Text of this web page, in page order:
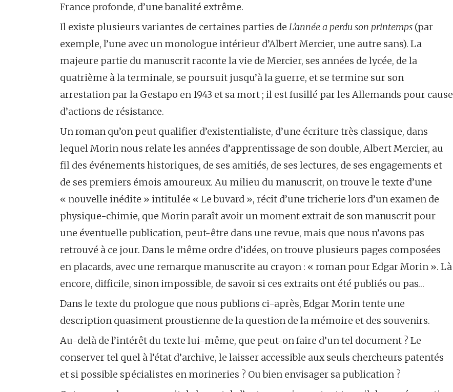
France profonde, d’une banalité extrême.
Il existe plusieurs variantes de certaines parties de L’année a perdu son printemps (par
exemple, l’une avec un monologue intérieur d’Albert Mercier, une autre sans). La
majeure partie du manuscrit raconte la vie de Mercier, ses années de lycée, de la
quatrième à la terminale, se poursuit jusqu’à la guerre, et se termine sur son
arrestation par la Gestapo en 1943 et sa mort ; il est fusillé par les Allemands pour cause
d’actions de résistance.
Un roman qu’on peut qualifier d’existentialiste, d’une écriture très classique, dans
lequel Morin nous relate les années d’apprentissage de son double, Albert Mercier, au
fil des événements historiques, de ses amitiés, de ses lectures, de ses engagements et
de ses premiers émois amoureux. Au milieu du manuscrit, on trouve le texte d’une
« nouvelle inédite » intitulée « Le buvard », récit d’une tricherie lors d’un examen de
physique-chimie, que Morin paraît avoir un moment extrait de son manuscrit pour
une éventuelle publication, peut-être dans une revue, mais que nous n’avons pas
retrouvé à ce jour. Dans le même ordre d’idées, on trouve plusieurs pages composées
en placards, avec une remarque manuscrite au crayon : « roman pour Edgar Morin ». Là
encore, difficile, sinon impossible, de savoir si ces extraits ont été publiés ou pas…
Dans le texte du prologue que nous publions ci-après, Edgar Morin tente une
description quasiment proustienne de la question de la mémoire et des souvenirs.
Au-delà de l’intérêt du texte lui-même, que peut-on faire d’un tel document ? Le
conserver tel quel à l’état d’archive, le laisser accessible aux seuls chercheurs patentés
et si possible spécialistes en morineries ? Ou bien envisager sa publication ?